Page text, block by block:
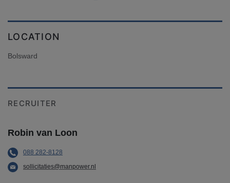
LOCATION
Bolsward
RECRUITER
Robin van Loon
088 282-8128
sollicitaties@manpower.nl